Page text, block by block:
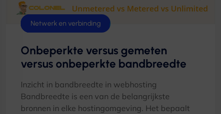
Hostingtips
BGP & Routering
Linux
Netwerk en verbinding
Onbeperkte versus gemeten
versus onbeperkte bandbreedte
Inzicht in bandbreedte in webhosting
Bandbreedte is een van de belangrijkste
bronnen in elke hostingomgeving. Het bepaalt